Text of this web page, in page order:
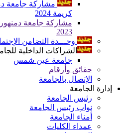
مشاركة جامعة
كريمة 2024
مشاركة جامعة
2023
وحـــدة التضامن
الشراكات الداخلية
جامعة عين شمس
حقائق وأرقام
الإتصال بالجامعة
إدارة الجامعة
رئيس الجامعة
نواب رئيس الجامعة
أمناء الجامعة
عمداء الكليات